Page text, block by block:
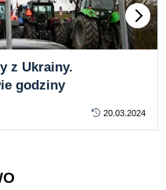
z Ukrainy.
godziny
20.03.2024